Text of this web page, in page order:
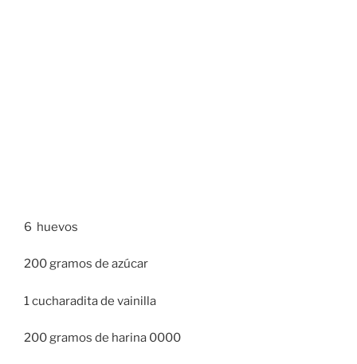
6 huevos
200 gramos de azúcar
1 cucharadita de vainilla
200 gramos de harina 0000